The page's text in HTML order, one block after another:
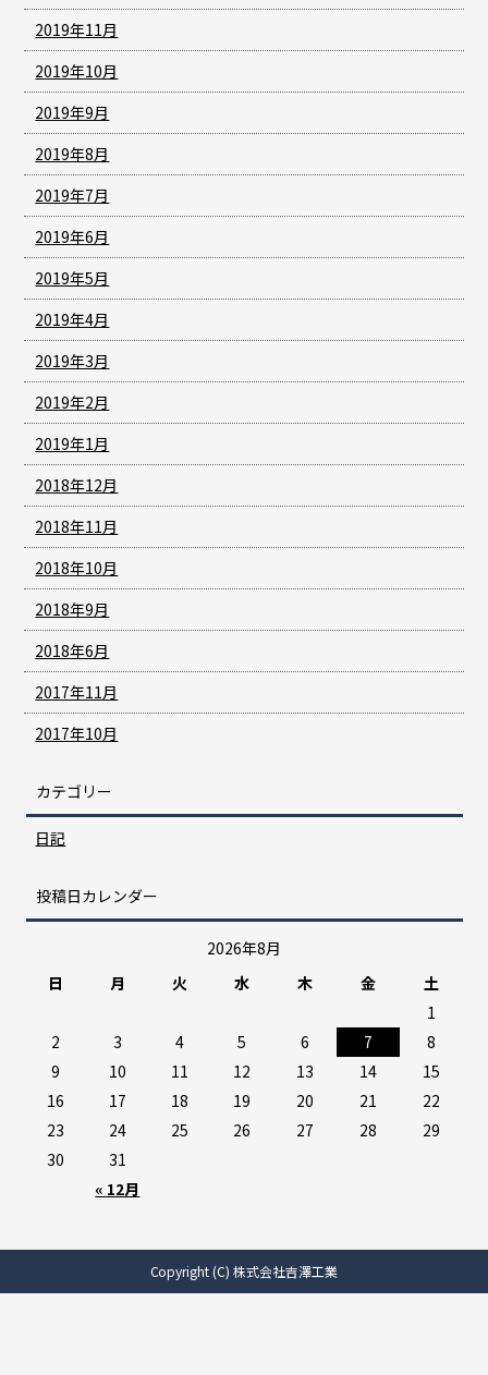
2019年11月
2019年10月
2019年9月
2019年8月
2019年7月
2019年6月
2019年5月
2019年4月
2019年3月
2019年2月
2019年1月
2018年12月
2018年11月
2018年10月
2018年9月
2018年6月
2017年11月
2017年10月
カテゴリー
日記
投稿日カレンダー
2026年8月
日
月 火 水 木 金 土
« 12月
1
2
3 4 5 6 7
8
9
10 11 12 13 14
15
16
17 18 19 20 21
22
23
24 25 26 27 28
29
30
31
Copyright (C) 株式会社吉澤工業